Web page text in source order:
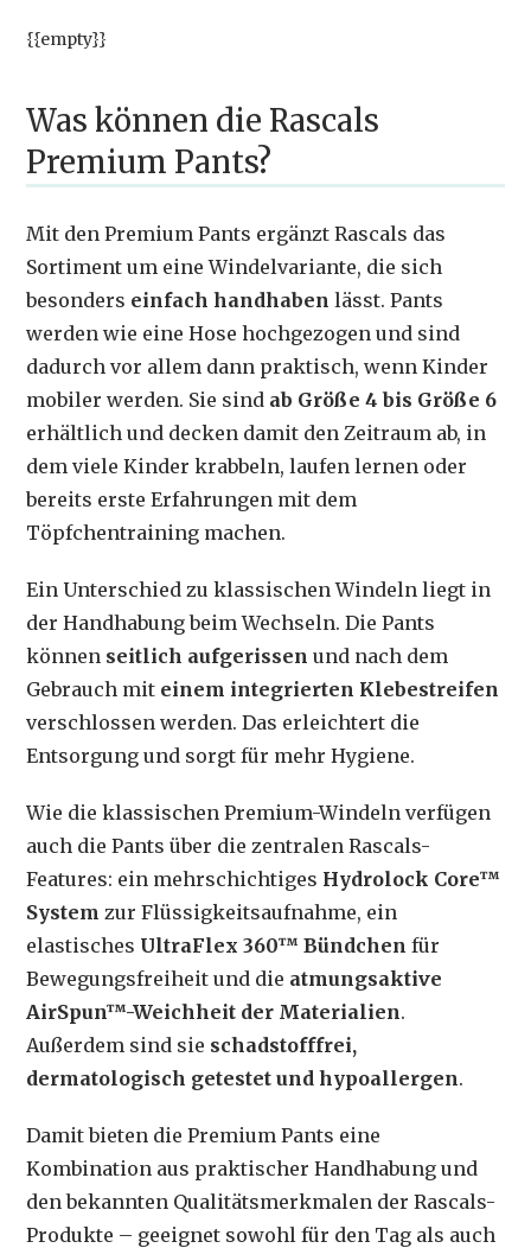
{{empty}}
Was können die Rascals
Premium Pants?
Mit den Premium Pants ergänzt Rascals das
Sortiment um eine Windelvariante, die sich
besonders einfach handhaben lässt. Pants
werden wie eine Hose hochgezogen und sind
dadurch vor allem dann praktisch, wenn Kinder
mobiler werden. Sie sind ab Größe 4 bis Größe 6
erhältlich und decken damit den Zeitraum ab, in
dem viele Kinder krabbeln, laufen lernen oder
bereits erste Erfahrungen mit dem
Töpfchentraining machen.
Ein Unterschied zu klassischen Windeln liegt in
der Handhabung beim Wechseln. Die Pants
können seitlich aufgerissen und nach dem
Gebrauch mit einem integrierten Klebestreifen
verschlossen werden. Das erleichtert die
Entsorgung und sorgt für mehr Hygiene.
Wie die klassischen Premium-Windeln verfügen
auch die Pants über die zentralen Rascals-
Features: ein mehrschichtiges Hydrolock Core™
System zur Flüssigkeitsaufnahme, ein
elastisches UltraFlex 360™ Bündchen für
Bewegungsfreiheit und die atmungsaktive
AirSpun™-Weichheit der Materialien.
Außerdem sind sie schadstofffrei,
dermatologisch getestet und hypoallergen.
Damit bieten die Premium Pants eine
Kombination aus praktischer Handhabung und
den bekannten Qualitätsmerkmalen der Rascals-
Produkte – geeignet sowohl für den Tag als auch